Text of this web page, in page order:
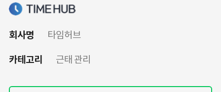
회사명 타임허브
카테고리 근태 관리